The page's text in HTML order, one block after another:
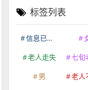
标签列表
信息已经删除
老人走失
七旬老人
男
老人不慎